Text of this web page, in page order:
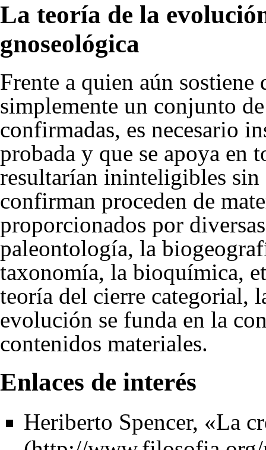
La teoría de la
gnoseológica
Frente a quien aún
simplemente un conjunto
confirmadas, es necesario
probada y que se apoya en
resultarían ininteligibles sin
confirman proceden de
proporcionados por
paleontología, la
taxonomía, la bioquímica,
teoría del cierre categorial,
evolución se funda en la
contenidos materiales.
Enlaces de interés
Heriberto Spencer, «La